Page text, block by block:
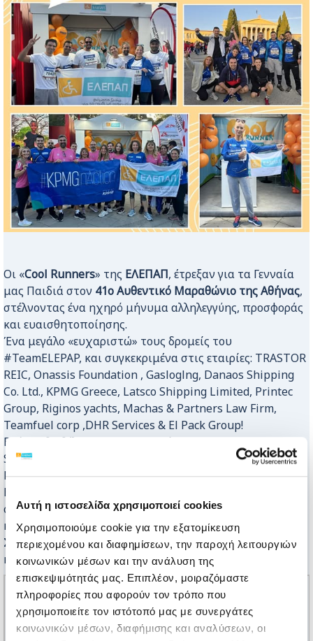
Αυτή η ιστοσελίδα χρησιμοποιεί cookies
Χρησιμοποιούμε cookie για την εξατομίκευση
περιεχομένου και διαφημίσεων, την παροχή λειτουργιών
κοινωνικών μέσων και την ανάλυση της
επισκεψιμότητάς μας. Επιπλέον, μοιραζόμαστε
πληροφορίες που αφορούν τον τρόπο που
χρησιμοποιείτε τον ιστότοπό μας με συνεργάτες
κοινωνικών μέσων, διαφήμισης και αναλύσεων, οι
Οι «Cool Runners» της ΕΛΕΠΑΠ, έτρεξαν για τα Γενναία
μας Παιδιά στον 41o Αυθεντικό Μαραθώνιο της Αθήνας,
στέλνοντας ένα ηχηρό μήνυμα αλληλεγγύης, προσφοράς
και ευαισθητοποίησης.
Ένα μεγάλο «ευχαριστώ» τους δρομείς του
#TeamELEPAP, και συγκεκριμένα στις εταιρίες: TRASTOR
REIC, Onassis Foundation , Gasloglng, Danaos Shipping
Co. Ltd., KPMG Greece, Latsco Shipping Limited, Printec
Group, Riginos yachts, Machas & Partners Law Firm,
Teamfuel corp ,DHR Services & El Pack Group!
Επίσης θα θέλαμε να ευχαριστήσουμε την Promo
Solution
για το υπέροχο περίπτερό μας και την The
Newtons Laboratoryγια τα υπέροχα δημιουργικά.
Είναι μεγάλη μας χαρά που βρίσκεστε στο πλευρό μας,
σε κάθε διαδρομή που καλούμαστε να διανύσουμε
καθημερινά, για τα παιδιά με αναπηρία.
Σας αξίζει το χρυσό μετάλλιο για την προσφορά αγάπης
και στήριξης προς στα Γενναία μας Παιδιά.